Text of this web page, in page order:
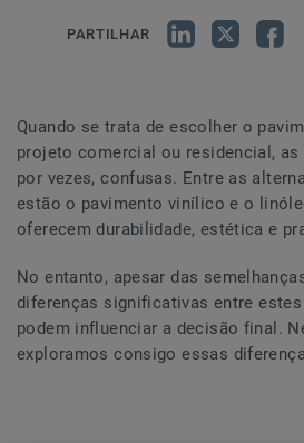
PARTILHAR
Quando se trata de escolher o
projeto comercial ou residencial, as
por vezes, confusas. Entre as
estão o pavimento vinílico e o
oferecem durabilidade, estética e
No entanto, apesar das
diferenças significativas entre
podem influenciar a decisão final.
exploramos consigo essas